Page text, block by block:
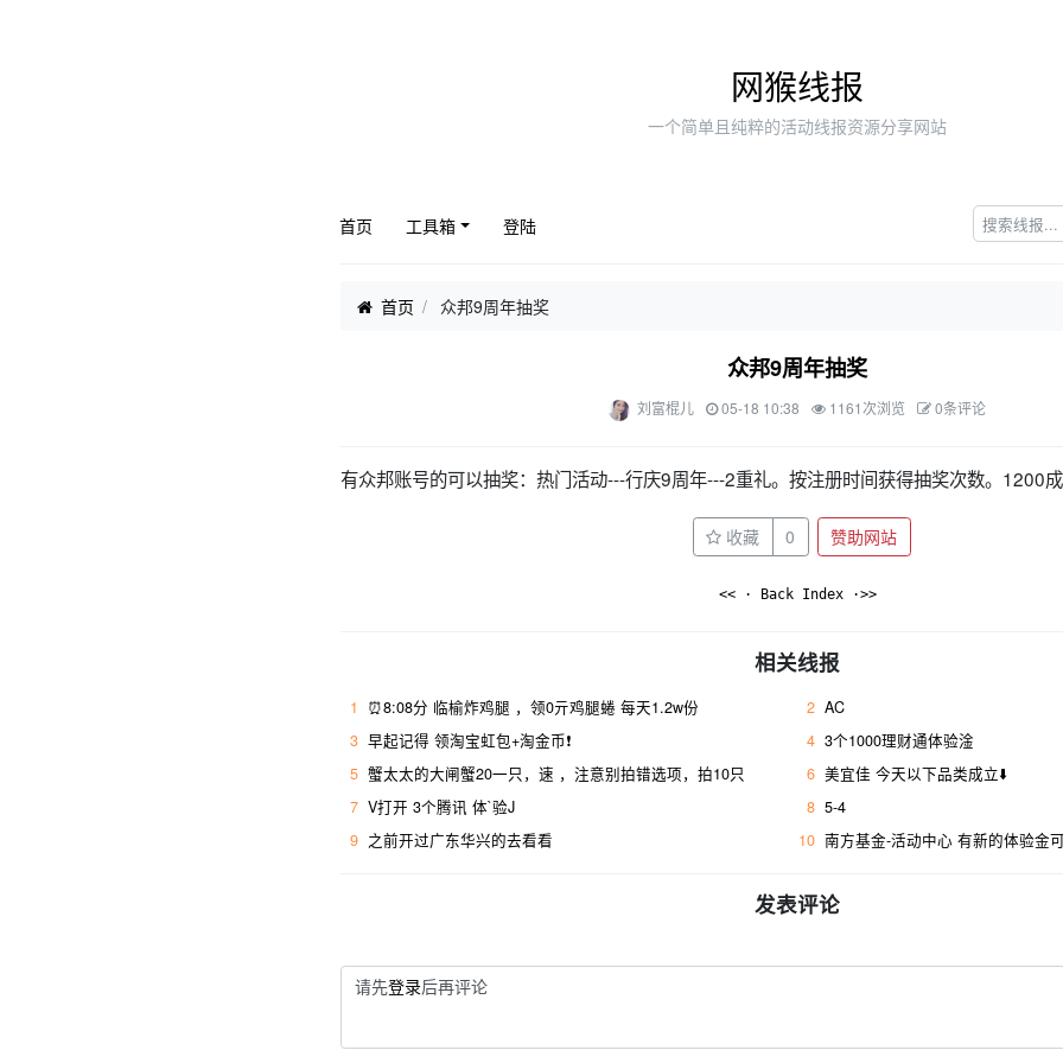
网猴线报
一个简单且纯粹的活动线报资源分享网站
首页 工具箱 登陆
首页 众邦9周年抽奖
众邦9周年抽奖
刘富棍儿 05-18 10:38 1161次浏览 0条评论
有众邦账号的可以抽奖：热门活动---行庆9周年---2重礼。按注册时间获得抽奖次数。1200
收藏 0 赞助网站
<< · Back Index ·>>
相关线报
1 ⏰8:08分 临榆炸鸡腿 ，领0亓鸡腿蜷 每天1.2w份 2 AC
3 早起记得 领淘宝虹包+淘金币❗ 4 3个1000理财通体验淦
5 蟹太太的大闸蟹20一只，速 ，注意别拍错选项，拍10只 6 美宜佳 今天以下品类成立⬇️
7 V打开 3个腾讯 体`验J 8 5-4
9 之前开过广东华兴的去看看 10 南方基金-活动中心 有新的体验金
发表评论
请先登录后再评论